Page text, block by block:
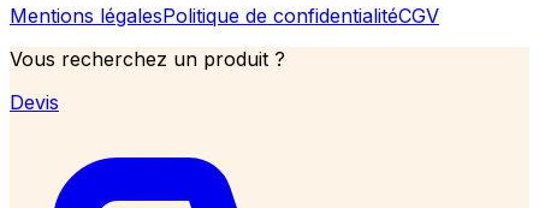
Mentions légalesPolitique de confidentialitéCGV
Vous recherchez un produit ?
Devis